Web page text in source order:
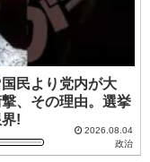
民より党内が大
、その理由。選挙
!
2026.08.04
政治